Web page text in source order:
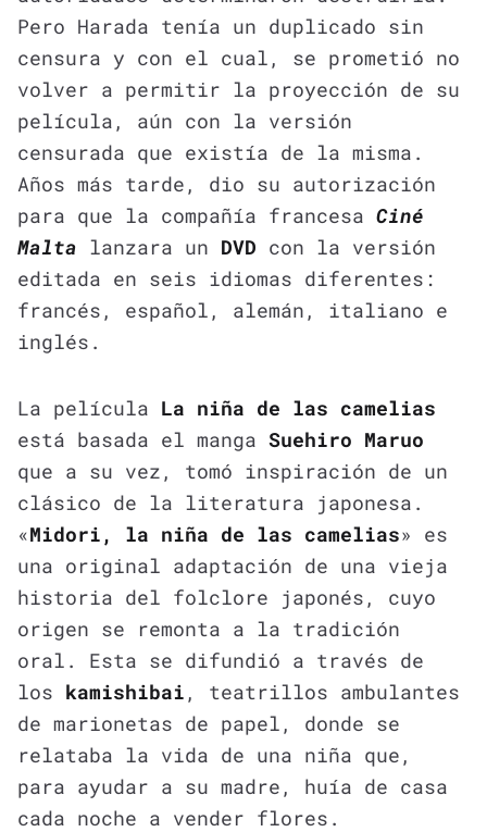
Pero Harada tenía un duplicado sin
censura y con el cual, se prometió no
volver a permitir la proyección de su
película, aún con la versión
censurada que existía de la misma.
Años más tarde, dio su autorización
para que la compañía francesa Ciné
Malta lanzara un DVD con la versión
editada en seis idiomas diferentes:
francés, español, alemán, italiano e
inglés.
La película La niña de las camelias
está basada el manga Suehiro Maruo
que a su vez, tomó inspiración de un
clásico de la literatura japonesa.
«Midori, la niña de las camelias» es
una original adaptación de una vieja
historia del folclore japonés, cuyo
origen se remonta a la tradición
oral. Esta se difundió a través de
los kamishibai , teatrillos ambulantes
de marionetas de papel, donde se
relataba la vida de una niña que,
para ayudar a su madre, huía de casa
cada noche a vender flores.